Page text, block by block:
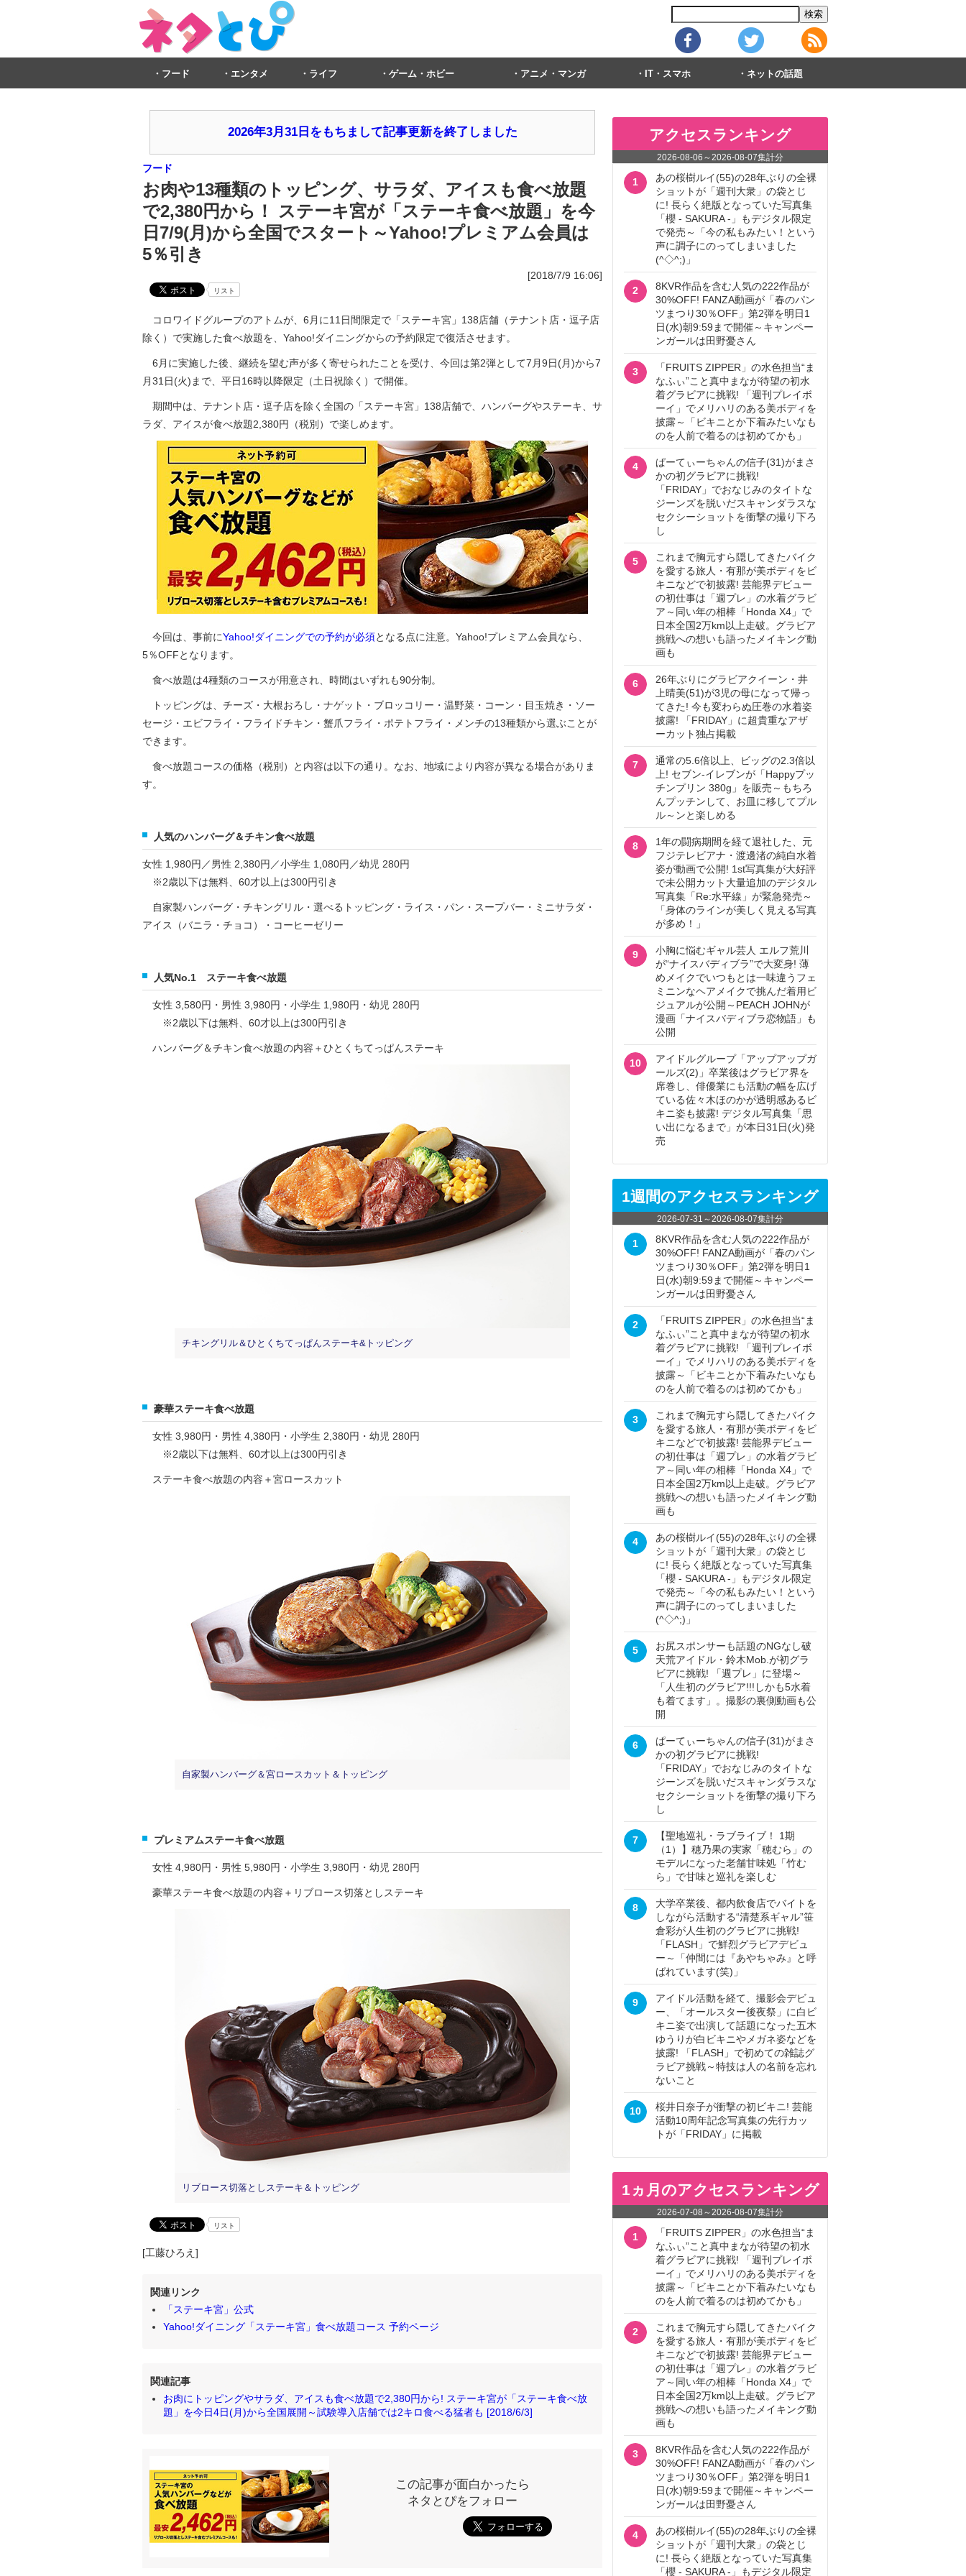
フード エンタメ ライフ ゲーム・ホビー アニメ・マンガ IT・スマホ ネットの話題
2026年3月31日をもちまして記事更新を終了しました
フード
お肉や13種類のトッピング、サラダ、アイスも食べ放題
で2,380円から！ ステーキ宮が「ステーキ食べ放題」を今
日7/9(月)から全国でスタート～Yahoo!プレミアム会員は
5％引き
[2018/7/9 16:06]
リスト
コロワイドグループのアトムが、6月に11日間限定で「ステーキ宮」138店舗（テナント店・逗子店
除く）で実施した食べ放題を、Yahoo!ダイニングからの予約限定で復活させます。
6月に実施した後、継続を望む声が多く寄せられたことを受け、今回は第2弾として7月9日(月)から7
月31日(火)まで、平日16時以降限定（土日祝除く）で開催。
期間中は、テナント店・逗子店を除く全国の「ステーキ宮」138店舗で、ハンバーグやステーキ、サ
ラダ、アイスが食べ放題2,380円（税別）で楽しめます。
今回は、事前にYahoo!ダイニングでの予約が必須となる点に注意。Yahoo!プレミアム会員なら、
5％OFFとなります。
食べ放題は4種類のコースが用意され、時間はいずれも90分制。
トッピングは、チーズ・大根おろし・ナゲット・ブロッコリー・温野菜・コーン・目玉焼き・ソー
セージ・エビフライ・フライドチキン・蟹爪フライ・ポテトフライ・メンチの13種類から選ぶことが
できます。
食べ放題コースの価格（税別）と内容は以下の通り。なお、地域により内容が異なる場合がありま
す。
人気のハンバーグ＆チキン食べ放題
女性 1,980円／男性 2,380円／小学生 1,080円／幼児 280円
※2歳以下は無料、60才以上は300円引き
自家製ハンバーグ・チキングリル・選べるトッピング・ライス・パン・スープバー・ミニサラダ・
アイス（バニラ・チョコ）・コーヒーゼリー
人気No.1 ステーキ食べ放題
女性 3,580円・男性 3,980円・小学生 1,980円・幼児 280円
※2歳以下は無料、60才以上は300円引き
ハンバーグ＆チキン食べ放題の内容＋ひとくちてっぱんステーキ
チキングリル＆ひとくちてっぱんステーキ&トッピング
豪華ステーキ食べ放題
女性 3,980円・男性 4,380円・小学生 2,380円・幼児 280円
※2歳以下は無料、60才以上は300円引き
ステーキ食べ放題の内容＋宮ロースカット
自家製ハンバーグ＆宮ロースカット＆トッピング
プレミアムステーキ食べ放題
女性 4,980円・男性 5,980円・小学生 3,980円・幼児 280円
豪華ステーキ食べ放題の内容＋リブロース切落としステーキ
リブロース切落としステーキ＆トッピング
リスト
[工藤ひろえ]
関連リンク
「ステーキ宮」公式
Yahoo!ダイニング「ステーキ宮」食べ放題コース 予約ページ
関連記事
お肉にトッピングやサラダ、アイスも食べ放題で2,380円から! ステーキ宮が「ステーキ食べ放
題」を今日4日(月)から全国展開～試験導入店舗では2キロ食べる猛者も [2018/6/3]
この記事が面白かったら
ネタとぴをフォロー
アクセスランキング
2026-08-06 ～2026-08-07集計分
1
あの桜樹ルイ(55)の28年ぶりの全裸
ショットが「週刊大衆」の袋とじ
に! 長らく絶版となっていた写真集
「櫻 - SAKURA -」もデジタル限定
で発売～「今の私もみたい！という
声に調子にのってしまいました
(^◇^;)」
2
8KVR作品を含む人気の222作品が
30%OFF! FANZA動画が「春のパン
ツまつり30％OFF」第2弾を明日1
日(水)朝9:59まで開催～キャンペー
ンガールは田野憂さん
3
「FRUITS ZIPPER」の水色担当“ま
なふぃ”こと真中まなが待望の初水
着グラビアに挑戦! 「週刊プレイボ
ーイ」でメリハリのある美ボディを
披露～「ビキニとか下着みたいなも
のを人前で着るのは初めてかも」
4
ぱーてぃーちゃんの信子(31)がまさ
かの初グラビアに挑戦!
「FRIDAY」でおなじみのタイトな
ジーンズを脱いだスキャンダラスな
セクシーショットを衝撃の撮り下ろ
し
5
これまで胸元すら隠してきたバイク
を愛する旅人・有那が美ボディをビ
キニなどで初披露! 芸能界デビュー
の初仕事は「週プレ」の水着グラビ
ア～同い年の相棒「Honda X4」で
日本全国2万km以上走破。グラビア
挑戦への想いも語ったメイキング動
画も
6
26年ぶりにグラビアクイーン・井
上晴美(51)が3児の母になって帰っ
てきた! 今も変わらぬ圧巻の水着姿
披露! 「FRIDAY」に超貴重なアザ
ーカット独占掲載
7
通常の5.6倍以上、ビッグの2.3倍以
上! セブン‐イレブンが「Happyプッ
チンプリン 380g」を販売～もちろ
んプッチンして、お皿に移してプル
ル～ンと楽しめる
8
1年の闘病期間を経て退社した、元
フジテレビアナ・渡邊渚の純白水着
姿が動画で公開! 1st写真集が大好評
で未公開カット大量追加のデジタル
写真集「Re:水平線」が緊急発売～
「身体のラインが美しく見える写真
が多め！」
9
小胸に悩むギャル芸人 エルフ荒川
が“ナイスバディブラ”で大変身! 薄
めメイクでいつもとは一味違うフェ
ミニンなヘアメイクで挑んだ着用ビ
ジュアルが公開～PEACH JOHNが
漫画「ナイスバディブラ恋物語」も
公開
10
アイドルグループ「アップアップガ
ールズ(2)」卒業後はグラビア界を
席巻し、俳優業にも活動の幅を広げ
ている佐々木ほのかが透明感あるビ
キニ姿も披露! デジタル写真集「思
い出になるまで」が本日31日(火)発
売
1週間のアクセスランキング
2026-07-31 ～2026-08-07集計分
1
8KVR作品を含む人気の222作品が
30%OFF! FANZA動画が「春のパン
ツまつり30％OFF」第2弾を明日1
日(水)朝9:59まで開催～キャンペー
ンガールは田野憂さん
2
「FRUITS ZIPPER」の水色担当“ま
なふぃ”こと真中まなが待望の初水
着グラビアに挑戦! 「週刊プレイボ
ーイ」でメリハリのある美ボディを
披露～「ビキニとか下着みたいなも
のを人前で着るのは初めてかも」
3
これまで胸元すら隠してきたバイク
を愛する旅人・有那が美ボディをビ
キニなどで初披露! 芸能界デビュー
の初仕事は「週プレ」の水着グラビ
ア～同い年の相棒「Honda X4」で
日本全国2万km以上走破。グラビア
挑戦への想いも語ったメイキング動
画も
4
あの桜樹ルイ(55)の28年ぶりの全裸
ショットが「週刊大衆」の袋とじ
に! 長らく絶版となっていた写真集
「櫻 - SAKURA -」もデジタル限定
で発売～「今の私もみたい！という
声に調子にのってしまいました
(^◇^;)」
5
お尻スポンサーも話題のNGなし破
天荒アイドル・鈴木Mob.が初グラ
ビアに挑戦! 「週プレ」に登場～
「人生初のグラビア!!!しかも5水着
も着てます」。撮影の裏側動画も公
開
6
ぱーてぃーちゃんの信子(31)がまさ
かの初グラビアに挑戦!
「FRIDAY」でおなじみのタイトな
ジーンズを脱いだスキャンダラスな
セクシーショットを衝撃の撮り下ろ
し
7
【聖地巡礼・ラブライブ！ 1期
（1）】穂乃果の実家「穂むら」の
モデルになった老舗甘味処「竹む
ら」で甘味と巡礼を楽しむ
8
大学卒業後、都内飲食店でバイトを
しながら活動する“清楚系ギャル”笹
倉彩が人生初のグラビアに挑戦!
「FLASH」で鮮烈グラビアデビュ
ー～「仲間には『あやちゃみ』と呼
ばれています(笑)」
9
アイドル活動を経て、撮影会デビュ
ー、「オールスター後夜祭」に白ビ
キニ姿で出演して話題になった五木
ゆうりが白ビキニやメガネ姿などを
披露! 「FLASH」で初めての雑誌グ
ラビア挑戦～特技は人の名前を忘れ
ないこと
10
桜井日奈子が衝撃の初ビキニ! 芸能
活動10周年記念写真集の先行カッ
トが「FRIDAY」に掲載
1ヵ月のアクセスランキング
2026-07-08 ～2026-08-07集計分
1
「FRUITS ZIPPER」の水色担当“ま
なふぃ”こと真中まなが待望の初水
着グラビアに挑戦! 「週刊プレイボ
ーイ」でメリハリのある美ボディを
披露～「ビキニとか下着みたいなも
のを人前で着るのは初めてかも」
2
これまで胸元すら隠してきたバイク
を愛する旅人・有那が美ボディをビ
キニなどで初披露! 芸能界デビュー
の初仕事は「週プレ」の水着グラビ
ア～同い年の相棒「Honda X4」で
日本全国2万km以上走破。グラビア
挑戦への想いも語ったメイキング動
画も
3
8KVR作品を含む人気の222作品が
30%OFF! FANZA動画が「春のパン
ツまつり30％OFF」第2弾を明日1
日(水)朝9:59まで開催～キャンペー
ンガールは田野憂さん
4
あの桜樹ルイ(55)の28年ぶりの全裸
ショットが「週刊大衆」の袋とじ
に! 長らく絶版となっていた写真集
「櫻 - SAKURA -」もデジタル限定